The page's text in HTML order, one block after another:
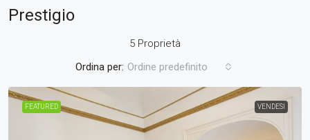
Prestigio
5 Proprietà
Ordina per: Ordine predefinito
FEATURED VENDESI